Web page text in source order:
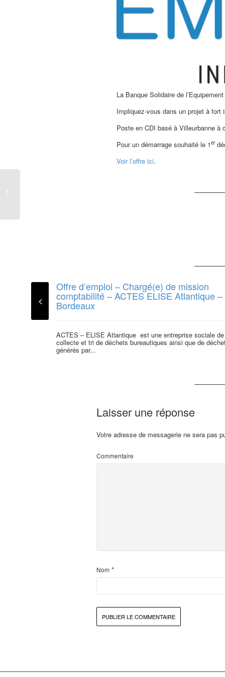
La Banque Solidaire de
Impliquez-vous dans un projet à
Poste en CDI basé à Villeurbanne à
Pour un démarrage souhaité le 1er
Voir l’offre ici.
Offre d’emploi – Chargé(e) de mission
comptabilité – ACTES ELISE Atlantique –
Bordeaux
ACTES – ELISE Atlantique est une entreprise sociale de
collecte et tri de déchets bureautiques ainsi que de
générés par...
Laisser une réponse
Votre adresse de messagerie ne sera pas
Commentaire
Nom *